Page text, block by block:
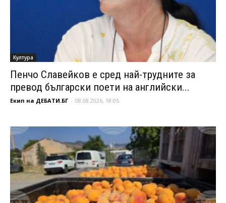
Култура
Пенчо Славейков е сред най-трудните за
превод български поети на английски...
Екип на ДЕБАТИ.БГ - 08.08.2026, 18:05